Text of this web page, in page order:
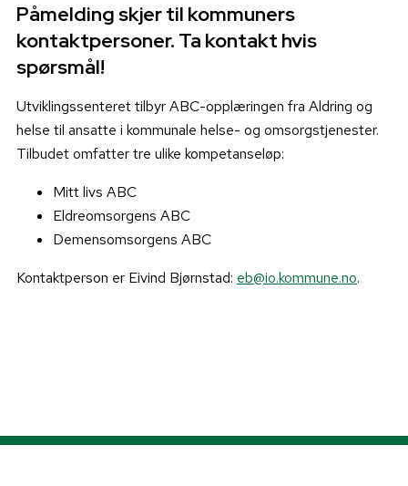
Påmelding skjer til kommuners
kontaktpersoner. Ta kontakt hvis
spørsmål!
Utviklingssenteret tilbyr ABC-opplæringen fra Aldring og
helse til ansatte i kommunale helse- og omsorgstjenester.
Tilbudet omfatter tre ulike kompetanseløp:
Mitt livs ABC
Eldreomsorgens ABC
Demensomsorgens ABC
Kontaktperson er Eivind Bjørnstad: eb@io.kommune.no.